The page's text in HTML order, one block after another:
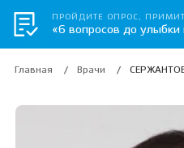
Главная Врачи
ПРОЙДИТЕ ОПРОС,
«6 вопросов до